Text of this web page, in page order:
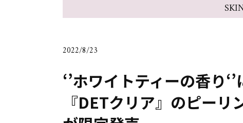
2022/8/23
‘’ホワイトティーの香り
『DETクリア』のピー